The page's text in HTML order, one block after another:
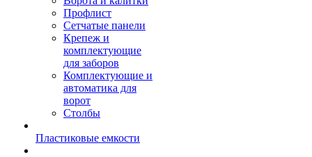
Профлист
Сетчатые панели
Крепеж и
комплектующие
для заборов
Комплектующие и
автоматика для
ворот
Столбы
Пластиковые емкости